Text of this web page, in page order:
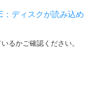
ディスクが読み込め
るかご確認ください。